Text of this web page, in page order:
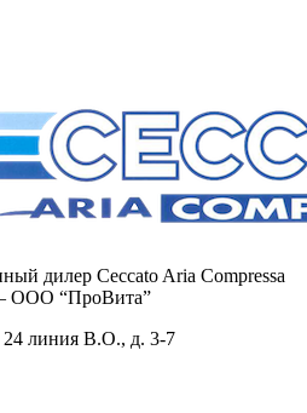
дилер Ceccato Aria Compressa
ООО “ПроВита”
24 линия В.О., д. 3-7